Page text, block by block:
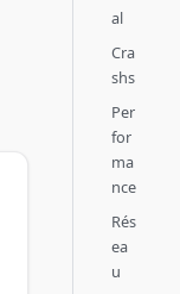
al
Cra
shs
Per
for
ma
nce
Rés
ea
u